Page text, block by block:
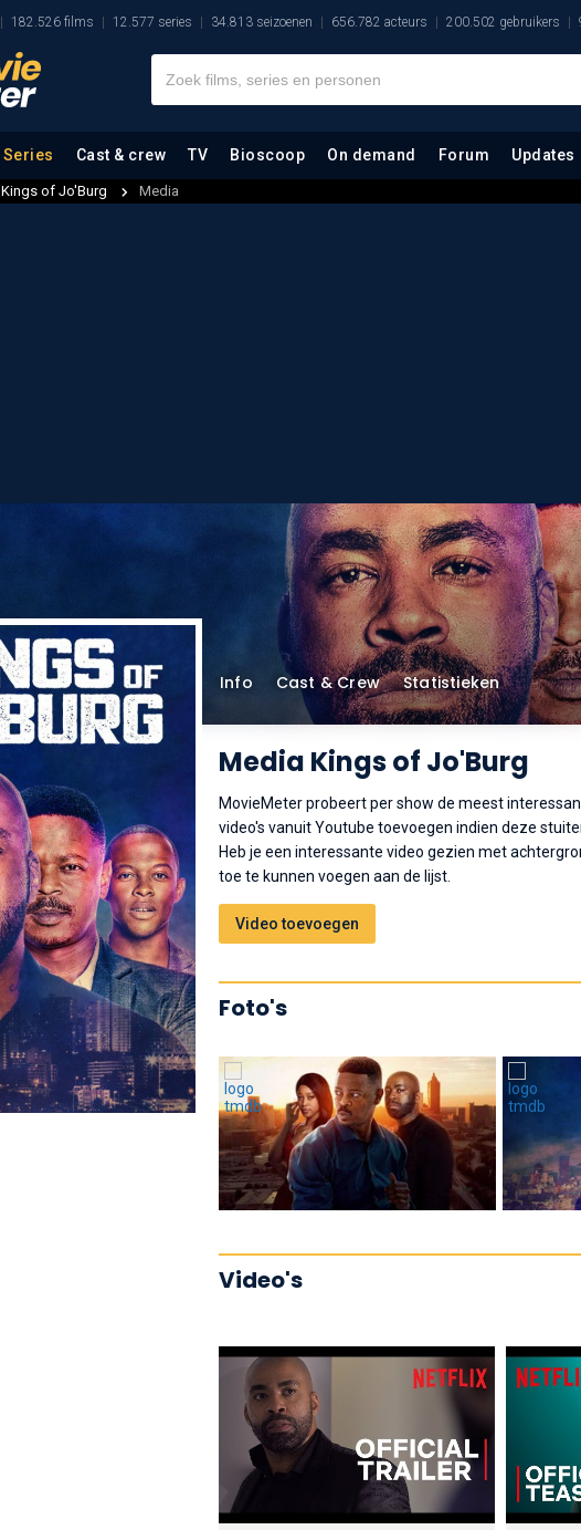
182.526 films 12.577 series 34.813 seizoenen 656.782 acteurs 200.502 gebruikers
Series Cast & crew TV Bioscoop On demand Forum Updates
Kings of Jo'Burg Media
Info Cast & Crew Statistieken
Media Kings of Jo'Burg
MovieMeter probeert per show de meest
video's vanuit Youtube toevoegen indien deze
Heb je een interessante video gezien met
toe te kunnen voegen aan de lijst.
Video toevoegen
Foto's
Video's